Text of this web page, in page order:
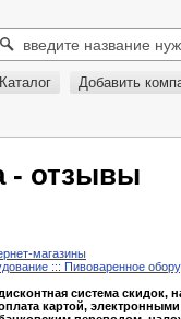
Каталог Добавить
- отзывы
магазины
::: Пивоваренное
дисконтная система скидок,
картой,